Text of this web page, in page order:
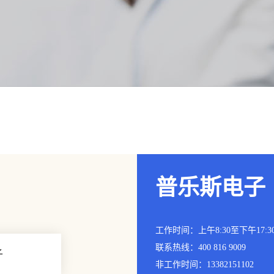
普乐斯电子
工作时间：上午8:30至下午
联系热线：400 816 9009
非工作时间：13382151102